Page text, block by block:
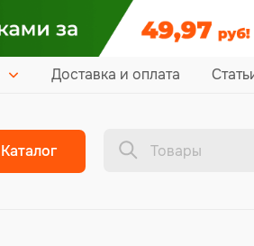
Доставка и оплата
Каталог